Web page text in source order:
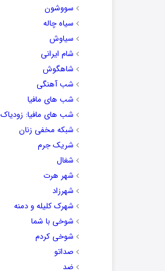
سووشون
سیاه چاله
سیاوش
شام ایرانی
شاهگوش
شب آهنگی
شب های مافیا
شب های مافیا: زودیاک
شبکه مخفی زنان
شریک جرم
شغال
شهر هرت
شهرزاد
شهرک کلیله و دمنه
شوخی با شما
شوخی کردم
صداتو
ضد